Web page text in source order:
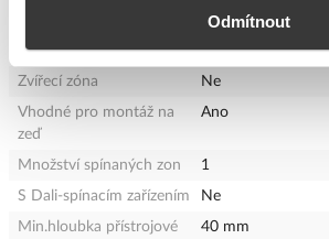
Odmítnout
Ne
Průhledný
Ne
Zvířecí zóna
Ne
Vhodné pro montáž na
zeď
Ano
Množství spínaných zon
1
S Dali-spínacím zařízením
Ne
Min.hloubka přístrojové
40 mm